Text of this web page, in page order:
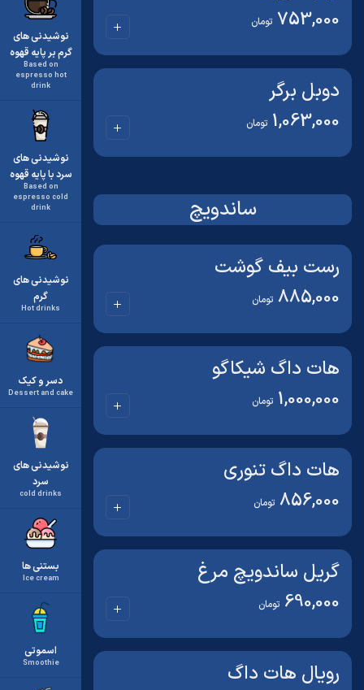
نوشیدنی های
گرم بر پایه قهوه
Based on
espresso hot
drink
نوشیدنی های
سرد با پایه قهوه
Based on
espresso cold
drink
نوشیدنی های
گرم
Hot drinks
دسر و کیک
Dessert and cake
نوشیدنی های
سرد
cold drinks
بستنی ها
Ice cream
اسموتی
Smoothie
753,000 تومان
دوبل برگر
1,063,000 تومان
ساندویچ
رست بیف گوشت
885,000 تومان
هات داگ شیکاگو
1,000,000 تومان
هات داگ تنوری
856,000 تومان
گریل ساندویچ مرغ
690,000 تومان
رویال هات داگ